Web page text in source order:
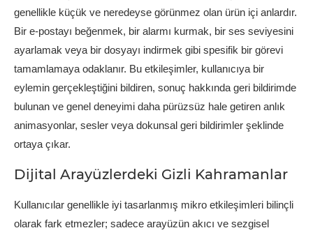
genellikle küçük ve neredeyse görünmez olan ürün içi anlardır.
Bir e-postayı beğenmek, bir alarmı kurmak, bir ses seviyesini
ayarlamak veya bir dosyayı indirmek gibi spesifik bir görevi
tamamlamaya odaklanır. Bu etkileşimler, kullanıcıya bir
eylemin gerçekleştiğini bildiren, sonuç hakkında geri bildirimde
bulunan ve genel deneyimi daha pürüzsüz hale getiren anlık
animasyonlar, sesler veya dokunsal geri bildirimler şeklinde
ortaya çıkar.
Dijital Arayüzlerdeki Gizli Kahramanlar
Kullanıcılar genellikle iyi tasarlanmış mikro etkileşimleri bilinçli
olarak fark etmezler; sadece arayüzün akıcı ve sezgisel